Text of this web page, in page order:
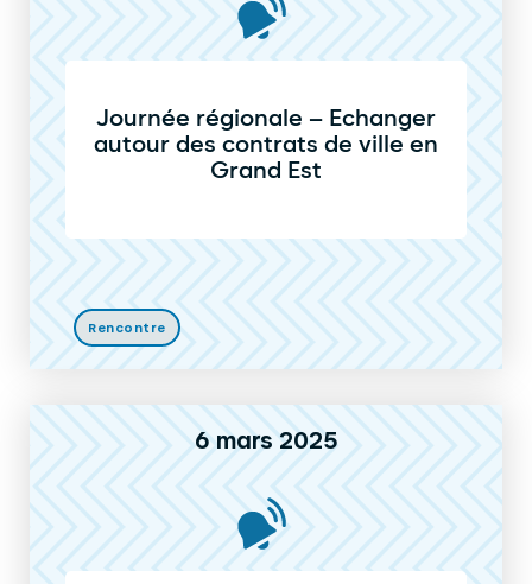
Journée régionale – Echanger
autour des contrats de ville en
Grand Est
Rencontre
6 mars 2025